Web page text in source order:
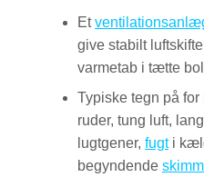
Et
give stabilt
varmetab i tætte
Typiske tegn på
ruder, tung luft,
lugtgener, fugti
begyndende